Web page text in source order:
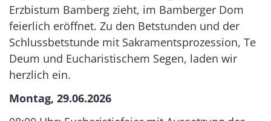
Erzbistum Bamberg zieht, im Bamberger Dom
feierlich eröffnet. Zu den Betstunden und der
Schlussbetstunde mit Sakramentsprozession, Te
Deum und Eucharistischem Segen, laden wir
herzlich ein.
Montag, 29.06.2026